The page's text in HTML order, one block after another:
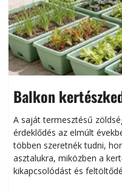
Balkon
Helytakarékos
A saját termesztésű
érdeklődés az elmúlt
többen szeretnék tudni,
asztalukra, miközben a
kikapcsolódást és